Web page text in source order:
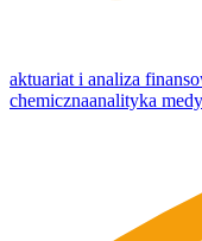
aktuariat i analiza
chemicznaanalityka